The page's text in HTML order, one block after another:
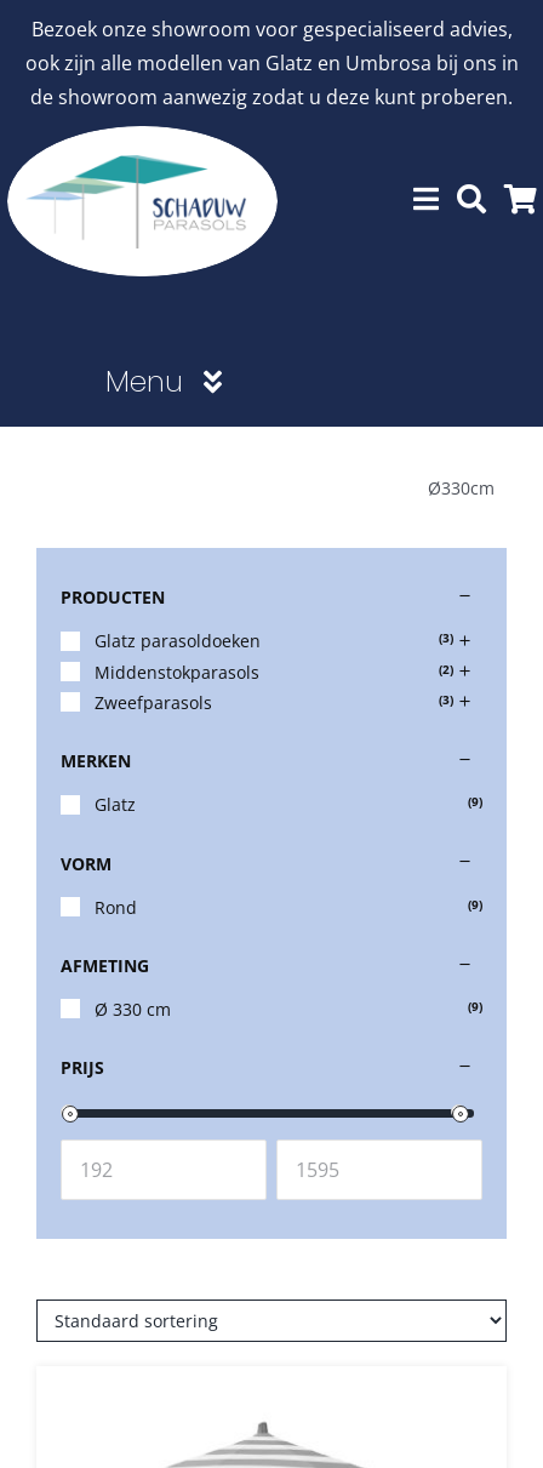
Bezoek onze showroom voor gespecialiseerd advies,
ook zijn alle modellen van Glatz en Umbrosa bij ons in
de showroom aanwezig zodat u deze kunt proberen.
inhoud
Menu
Stokparasols
Zweefparasols
Horeca parasols
Schaduwdoeken
Snel leverbaar
Parasolvoeten
Balkonklemmen
Beschermhoezen
Verlichting
Ø330cm
PRODUCTEN
Glatz parasoldoeken
(3)
Middenstokparasols (2)
Zweefparasols (3)
MERKEN
Glatz
(9)
VORM
Rond
(9)
AFMETING
Ø 330 cm
(9)
PRIJS